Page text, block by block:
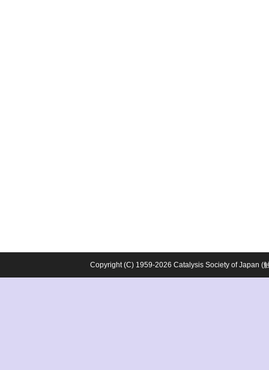
Copyright (C) 1959-2026 Catalysis Society of Japan (